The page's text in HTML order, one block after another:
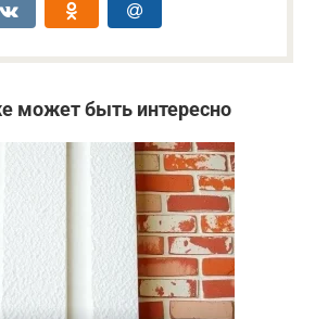
может быть интересно